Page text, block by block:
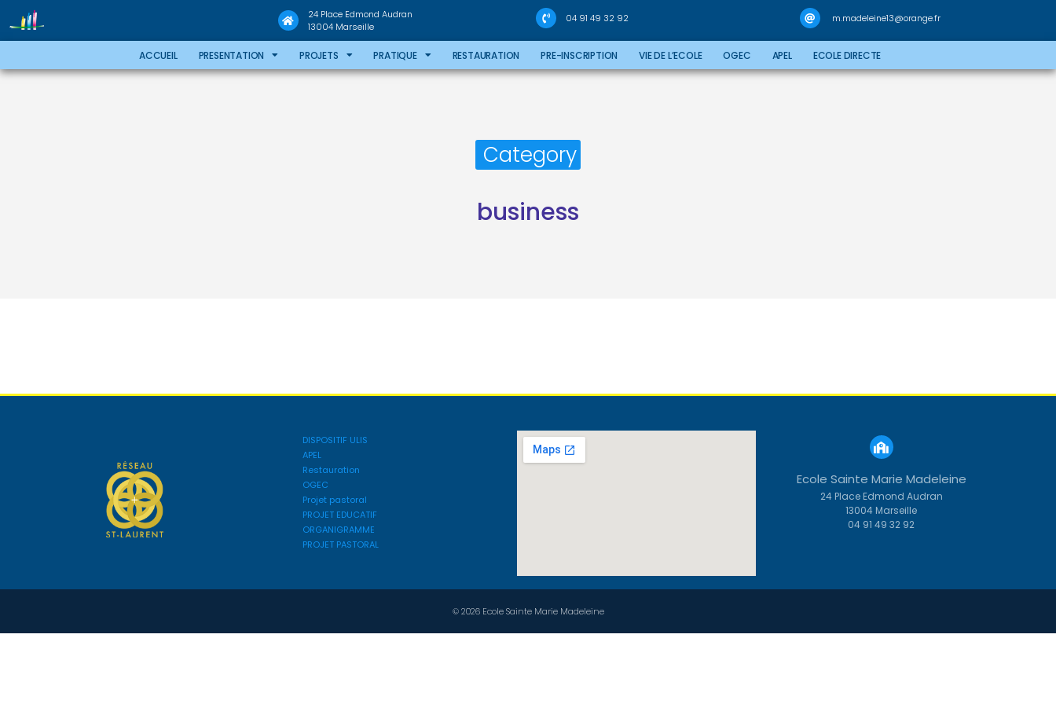
24 Place Edmond Audran
13004 Marseille
04 91 49 32 92 m.madeleine13@orange.fr
ACCUEIL PRESENTATION PROJETS PRATIQUE RESTAURATION PRE-INSCRIPTION VIE DE L’ECOLE OGEC APEL ECOLE DIRECTE
Category
business
DISPOSITIF ULIS
APEL
Restauration
OGEC
Projet pastoral
PROJET EDUCATIF
ORGANIGRAMME
PROJET PASTORAL
Ecole Sainte Marie Madeleine
24 Place Edmond Audran
13004 Marseille
04 91 49 32 92
© 2026 Ecole Sainte Marie Madeleine